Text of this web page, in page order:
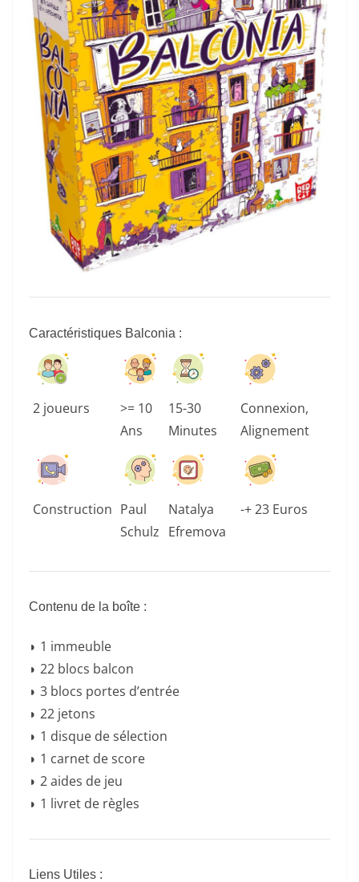
Caractéristiques Balconia :
2 joueurs
>= 10
Ans
15-30
Minutes
Connexion,
Alignement
Construction Paul
Schulz
Natalya
Efremova
-+ 23 Euros
Contenu de la boîte :
◗ 1 immeuble
◗ 22 blocs balcon
◗ 3 blocs portes d’entrée
◗ 22 jetons
◗ 1 disque de sélection
◗ 1 carnet de score
◗ 2 aides de jeu
◗ 1 livret de règles
Liens Utiles :